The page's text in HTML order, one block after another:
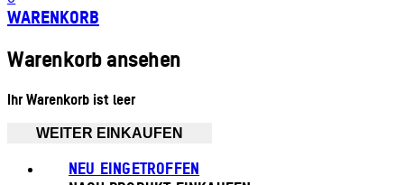
WARENKORB
Warenkorb ansehen
Ihr Warenkorb ist leer
WEITER EINKAUFEN
NEU EINGETROFFEN